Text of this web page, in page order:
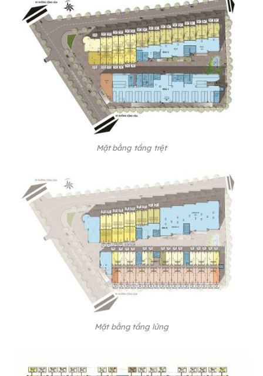
Mặt bằng tầng trệt
Mặt bằng tầng lửng